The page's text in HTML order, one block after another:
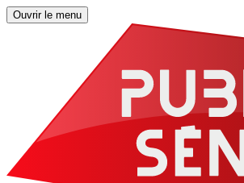
Ouvrir le menu